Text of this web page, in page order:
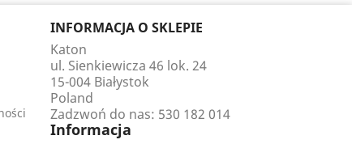
INFORMACJA O SKLEPIE
Katon
ul. Sienkiewicza 46 lok. 24
15-004 Białystok
Poland
Zadzwoń do nas: 530 182 014
Informacja